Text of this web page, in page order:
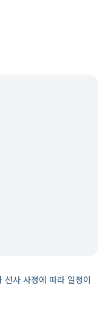
사 사정에 따라 일정이